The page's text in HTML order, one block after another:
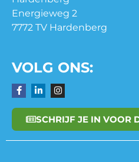
Energieweg 2
7772 TV Hardenberg
VOLG ONS:
SCHRIJF JE IN VOOR